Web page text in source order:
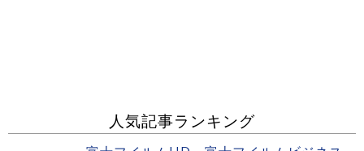
人気記事ランキング